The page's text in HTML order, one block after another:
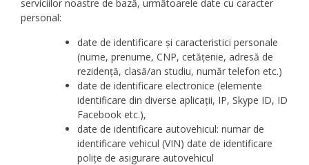
serviciilor noastre de bază, următoarele date cu caracter
personal:
date de identificare și caracteristici personale
(nume, prenume, CNP, cetățenie, adresă de
rezidență, clasă/an studiu, număr telefon etc.)
date de identificare electronice (elemente
identificare din diverse aplicații, IP, Skype ID, ID
Facebook etc.),
date de identificare autovehicul: numar de
identificare vehicul (VIN) date de identificare
polițe de asigurare autovehicul